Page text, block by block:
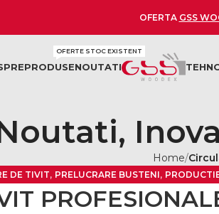
PRODUSE
OFERTE STOC EXISTENT
NOUTATI
Home
DE TIVIT, PRELUCRARE BUSTENI,
OFERTA GSS